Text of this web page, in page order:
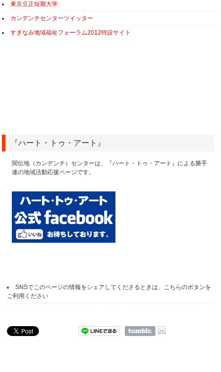
東京立正短期大学
カンデンチセンターツイッター
すぎなみ地域福祉フォーラム2012特設サイト
『ハート・トゥ・アート』
関伝地（カンデンチ）センターは、『ハート・トゥ・アート』による勝手
連の地域活動応援ページです。
SNSでこのページの情報をシェアしてくださるときは、こちらのボタンを
ご利用ください